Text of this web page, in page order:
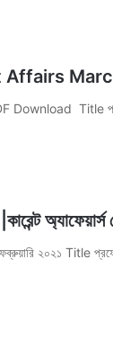
Affairs
Title
২০২১ Title